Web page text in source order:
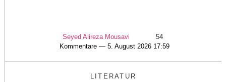
Seyed Alireza Mousavi
54
Kommentare — 5. August 2026 17:59
LITERATUR